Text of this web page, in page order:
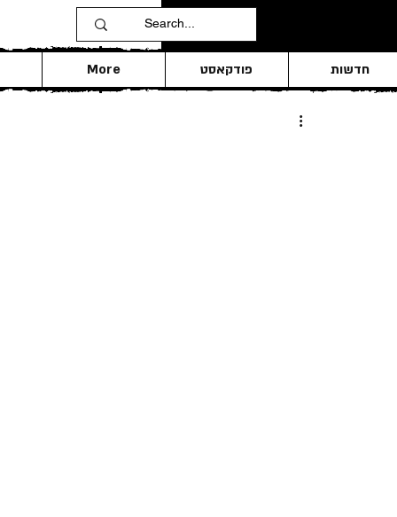
חדשות פודקאסט More